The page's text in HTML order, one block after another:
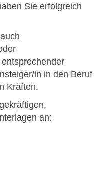
Sie erfolgreich
in in den Beruf
Kräften.
an: